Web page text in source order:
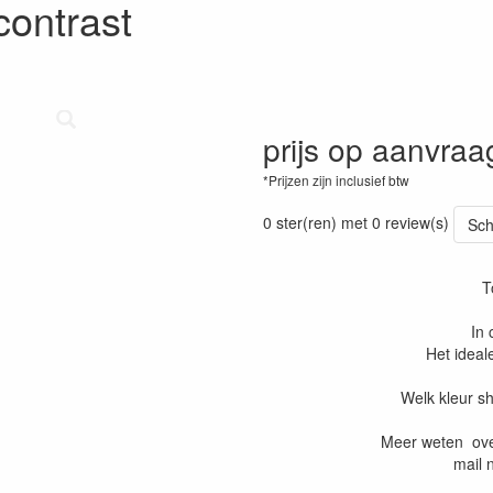
prijs op
*Prijzen zijn inclusief btw
0 ster(ren) met 0 review(s)
In
Het
Welk kleur
Meer weten
mail